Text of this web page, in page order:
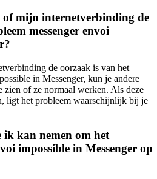
mijn internetverbinding de
messenger envoi
de oorzaak is van het
in Messenger, kun je andere
zien of ze normaal werken. Als deze
ligt het probleem waarschijnlijk bij je
ik kan nemen om het
impossible in Messenger op